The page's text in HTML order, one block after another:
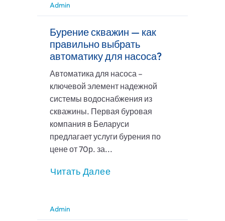
Admin
Бурение скважин — как
правильно выбрать
автоматику для насоса?
Автоматика для насоса –
ключевой элемент надежной
системы водоснабжения из
скважины. Первая буровая
компания в Беларуси
предлагает услуги бурения по
цене от 70р. за...
Читать Далее
Admin